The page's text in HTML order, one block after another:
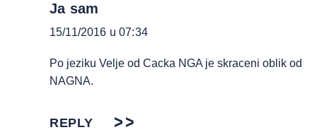
Ja sam
15/11/2016 u 07:34
Po jeziku Velje od Cacka NGA je skraceni oblik od
NAGNA.
REPLY